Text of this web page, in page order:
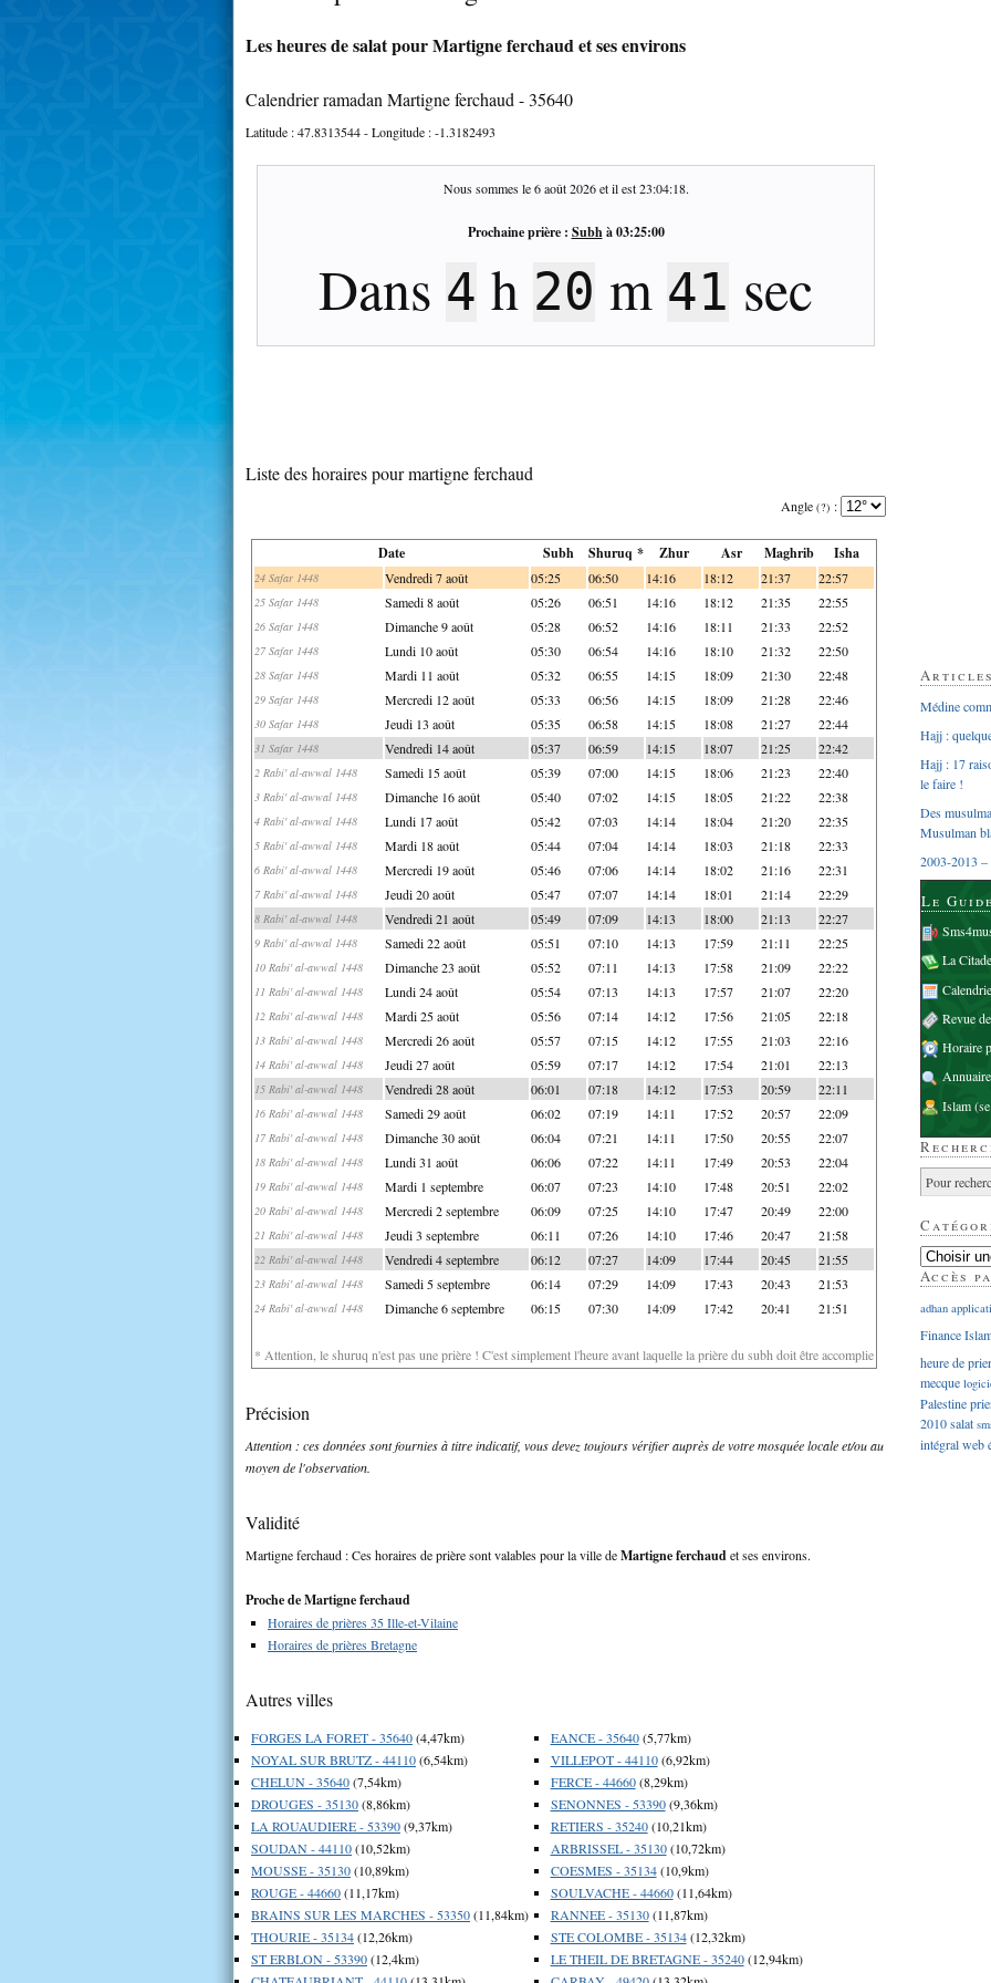
Les heures de salat pour Martigne ferchaud et ses environs
Calendrier ramadan Martigne ferchaud - 35640
Latitude :47.8313544- Longitude :-1.3182493
Nous sommes le6 août 2026et il est23:04:19.
Prochaine prière : Subhà03:25:00
Dans 4 h 20 m 40 sec
Liste des horaires pour martigne ferchaud
Angle (?) :
Date Subh Shuruq * Zhur Asr Maghrib Isha
24 Safar 1448 Vendredi 7 août 05:25 06:50 14:16 18:12 21:37 22:57
25 Safar 1448 Samedi 8 août 05:26 06:51 14:16 18:12 21:35 22:55
26 Safar 1448 Dimanche 9 août 05:28 06:52 14:16 18:11 21:33 22:52
27 Safar 1448 Lundi 10 août 05:30 06:54 14:16 18:10 21:32 22:50
28 Safar 1448 Mardi 11 août 05:32 06:55 14:15 18:09 21:30 22:48
29 Safar 1448 Mercredi 12 août 05:33 06:56 14:15 18:09 21:28 22:46
30 Safar 1448 Jeudi 13 août 05:35 06:58 14:15 18:08 21:27 22:44
31 Safar 1448 Vendredi 14 août 05:37 06:59 14:15 18:07 21:25 22:42
2 Rabi' al-awwal 1448 Samedi 15 août 05:39 07:00 14:15 18:06 21:23 22:40
3 Rabi' al-awwal 1448 Dimanche 16 août 05:40 07:02 14:15 18:05 21:22 22:38
4 Rabi' al-awwal 1448 Lundi 17 août 05:42 07:03 14:14 18:04 21:20 22:35
5 Rabi' al-awwal 1448 Mardi 18 août 05:44 07:04 14:14 18:03 21:18 22:33
6 Rabi' al-awwal 1448 Mercredi 19 août 05:46 07:06 14:14 18:02 21:16 22:31
7 Rabi' al-awwal 1448 Jeudi 20 août 05:47 07:07 14:14 18:01 21:14 22:29
8 Rabi' al-awwal 1448 Vendredi 21 août 05:49 07:09 14:13 18:00 21:13 22:27
9 Rabi' al-awwal 1448 Samedi 22 août 05:51 07:10 14:13 17:59 21:11 22:25
10 Rabi' al-awwal 1448 Dimanche 23 août 05:52 07:11 14:13 17:58 21:09 22:22
11 Rabi' al-awwal 1448 Lundi 24 août 05:54 07:13 14:13 17:57 21:07 22:20
12 Rabi' al-awwal 1448 Mardi 25 août 05:56 07:14 14:12 17:56 21:05 22:18
13 Rabi' al-awwal 1448 Mercredi 26 août 05:57 07:15 14:12 17:55 21:03 22:16
14 Rabi' al-awwal 1448 Jeudi 27 août 05:59 07:17 14:12 17:54 21:01 22:13
15 Rabi' al-awwal 1448 Vendredi 28 août 06:01 07:18 14:12 17:53 20:59 22:11
16 Rabi' al-awwal 1448 Samedi 29 août 06:02 07:19 14:11 17:52 20:57 22:09
17 Rabi' al-awwal 1448 Dimanche 30 août 06:04 07:21 14:11 17:50 20:55 22:07
18 Rabi' al-awwal 1448 Lundi 31 août 06:06 07:22 14:11 17:49 20:53 22:04
19 Rabi' al-awwal 1448 Mardi 1 septembre 06:07 07:23 14:10 17:48 20:51 22:02
20 Rabi' al-awwal 1448 Mercredi 2 septembre 06:09 07:25 14:10 17:47 20:49 22:00
21 Rabi' al-awwal 1448 Jeudi 3 septembre 06:11 07:26 14:10 17:46 20:47 21:58
22 Rabi' al-awwal 1448 Vendredi 4 septembre 06:12 07:27 14:09 17:44 20:45 21:55
23 Rabi' al-awwal 1448 Samedi 5 septembre 06:14 07:29 14:09 17:43 20:43 21:53
24 Rabi' al-awwal 1448 Dimanche 6 septembre 06:15 07:30 14:09 17:42 20:41 21:51
* Attention, le shuruq n'est pas une prière ! C'est simplement l'heure avant laquelle la prière du subh doit être accomplie
Précision
Attention : ces données sont fournies à titre indicatif, vous devez toujours vérifier auprès de votre mosquée locale et/ou au
moyen de l'observation.
Validité
Martigne ferchaud : Ces horaires de prière sont valables pour la ville deMartigne ferchaudet ses environs.
Proche de Martigne ferchaud
Horaires de prières 35 Ille-et-Vilaine
Horaires de prières Bretagne
Autres villes
FORGES LA FORET - 35640(4,47km)
NOYAL SUR BRUTZ - 44110(6,54km)
CHELUN - 35640(7,54km)
DROUGES - 35130(8,86km)
LA ROUAUDIERE - 53390(9,37km)
SOUDAN - 44110(10,52km)
MOUSSE - 35130(10,89km)
ROUGE - 44660(11,17km)
BRAINS SUR LES MARCHES - 53350(11,84km)
THOURIE - 35134(12,26km)
ST ERBLON - 53390(12,4km)
EANCE - 35640(5,77km)
VILLEPOT - 44110(6,92km)
FERCE - 44660(8,29km)
SENONNES - 53390(9,36km)
RETIERS - 35240(10,21km)
ARBRISSEL - 35130(10,72km)
COESMES - 35134(10,9km)
SOULVACHE - 44660(11,64km)
RANNEE - 35130(11,87km)
STE COLOMBE - 35134(12,32km)
LE THEIL DE BRETAGNE - 35240(12,94km)
Médine
Hajj :
Hajj : 17
le faire !
Des
Musulman
2003-2013 –
Le
La
Revue
Horaire
Islam
Accès
adhan
Finance
heure de
mecque
Palestine
2010salat
intégralweb